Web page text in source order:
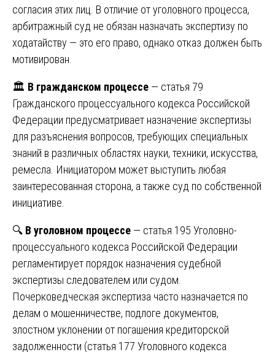
согласия этих лиц. В отличие от уголовного процесса,
арбитражный суд не обязан назначать экспертизу по
ходатайству — это его право, однако отказ должен быть
мотивирован.
🏛️ В гражданском процессе — статья 79
Гражданского процессуального кодекса Российской
Федерации предусматривает назначение экспертизы
для разъяснения вопросов, требующих специальных
знаний в различных областях науки, техники, искусства,
ремесла. Инициатором может выступить любая
заинтересованная сторона, а также суд по собственной
инициативе.
🔍 В уголовном процессе — статья 195 Уголовно-
процессуального кодекса Российской Федерации
регламентирует порядок назначения судебной
экспертизы следователем или судом.
Почерковедческая экспертиза часто назначается по
делам о мошенничестве, подлоге документов,
злостном уклонении от погашения кредиторской
задолженности (статья 177 Уголовного кодекса